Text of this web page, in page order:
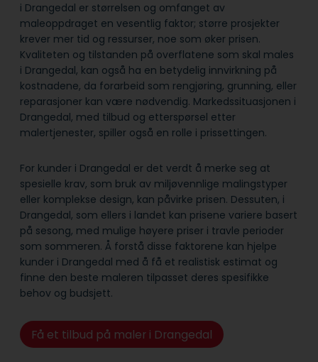
i Drangedal er størrelsen og omfanget av
maleoppdraget en vesentlig faktor; større prosjekter
krever mer tid og ressurser, noe som øker prisen.
Kvaliteten og tilstanden på overflatene som skal males
i Drangedal, kan også ha en betydelig innvirkning på
kostnadene, da forarbeid som rengjøring, grunning, eller
reparasjoner kan være nødvendig. Markedssituasjonen i
Drangedal, med tilbud og etterspørsel etter
malertjenester, spiller også en rolle i prissettingen.
For kunder i Drangedal er det verdt å merke seg at
spesielle krav, som bruk av miljøvennlige malingstyper
eller komplekse design, kan påvirke prisen. Dessuten, i
Drangedal, som ellers i landet kan prisene variere basert
på sesong, med mulige høyere priser i travle perioder
som sommeren. Å forstå disse faktorene kan hjelpe
kunder i Drangedal med å få et realistisk estimat og
finne den beste maleren tilpasset deres spesifikke
behov og budsjett.
Få et tilbud på maler i Drangedal